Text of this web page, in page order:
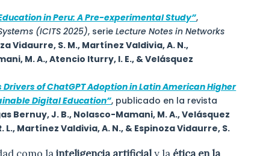
in Peru: A Pre-experimental Study”,
(ICITS 2025), serieLecture Notes in Networks
Vidaurre, S. M., Martínez Valdivia, A. N.,
M. A., Atencio Iturry, I. E., & Velásquez
of ChatGPT Adoption in Latin American Higher
Digital Education”, publicado en la revista
Bernuy, J. B., Nolasco-Mamani, M. A., Velásquez
Martínez Valdivia, A. N., & Espinoza Vidaurre, S.